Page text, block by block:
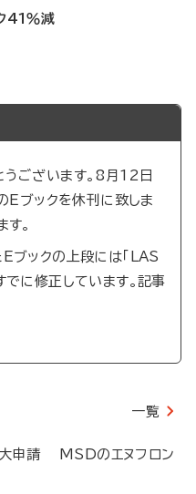
41％減
ございます。8月12日
Eブックを休刊に致しま
す。
ックの上段には「LAS
でに修正しています。記事
一覧
申請 MSDのエヌフロン